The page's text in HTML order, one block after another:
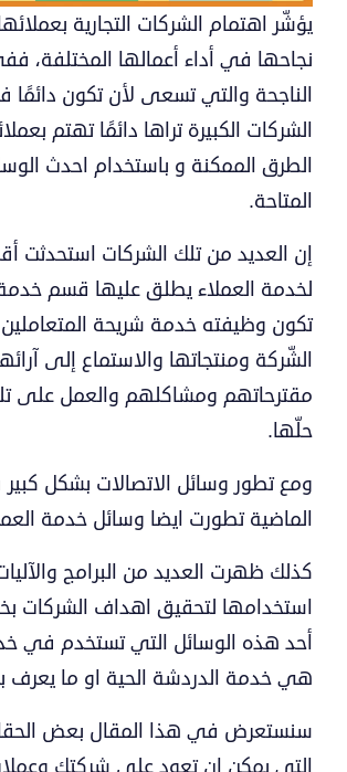
يؤشّر اهتمام الشركات التجارية
نجاحها في أداء أعمالها المختلفة،
الناجحة والتي تسعى لأن تكون
الشركات الكبيرة تراها دائمًا تهتم
الطرق الممكنة و باستخدام احدث
المتاحة.
إن العديد من تلك الشركات استحدثت
لخدمة العملاء يطلق عليها قسم خدمة
تكون وظيفته خدمة شريحة
الشّركة ومنتجاتها والاستماع إلى
مقترحاتهم ومشاكلهم والعمل على
حلّها.
ومع تطور وسائل الاتصالات بشكل
الماضية تطورت ايضا وسائل خدمة
كذلك ظهرت العديد من البرامج
استخدامها لتحقيق اهداف الشركات
أحد هذه الوسائل التي تستخدم في
هي خدمة الدردشة الحية او ما يعرف
سنستعرض في هذا المقال بعض